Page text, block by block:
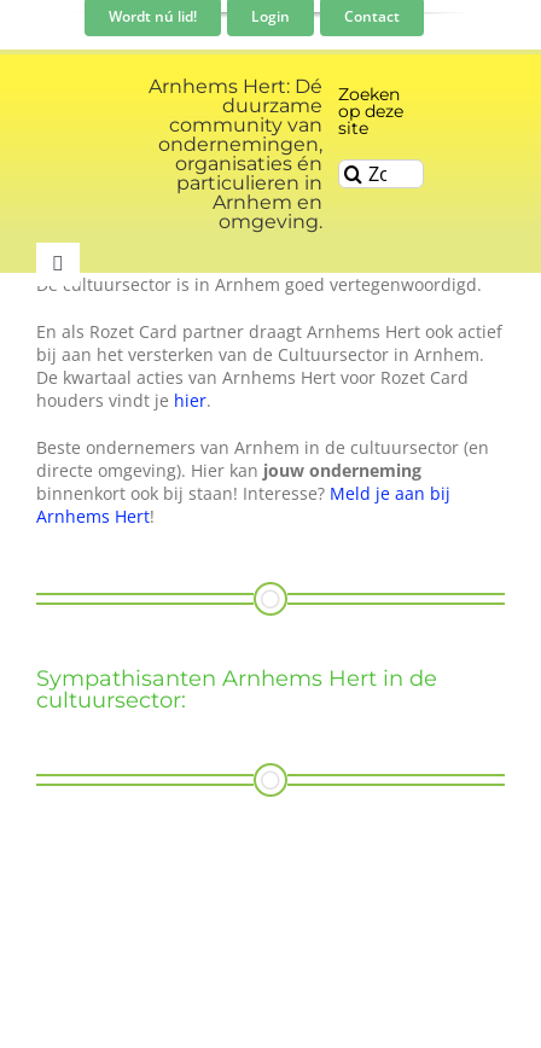
inhoud
Wordt nú lid! Login Contact
Arnhems Hert: Dé
duurzame
community van
ondernemingen,
organisaties én
particulieren in
Arnhem en
omgeving.
Zoeken
op deze
site
Zoeken
naar:
Toggle
Community
Nieuws
Evenementen kalender
De cultuursector is in Arnhem goed vertegenwoordigd.
En als Rozet Card partner draagt Arnhems Hert ook actief
bij aan het versterken van de Cultuursector in Arnhem.
De kwartaal acties van Arnhems Hert voor Rozet Card
houders vindt je hier.
Beste ondernemers van Arnhem in de cultuursector (en
directe omgeving). Hier kan jouw onderneming
binnenkort ook bij staan! Interesse? Meld je aan bij
Arnhems Hert!
Sympathisanten Arnhems Hert in de
cultuursector: